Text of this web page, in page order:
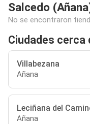
Salcedo
No se encontraron
Ciudades cerca
Villabezana
Añana
Leciñana del
Añana